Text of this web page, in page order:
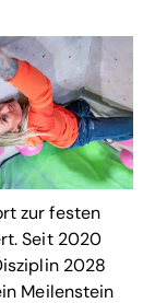
zur festen
Seit 2020
2028
Meilenstein